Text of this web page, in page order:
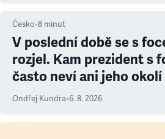
Česko•8 minut
V poslední době se s
rozjel. Kam prezident s
často neví ani jeho okolí
Ondřej Kundra•6. 8. 2026